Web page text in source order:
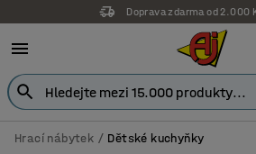
Doprava zdarma od 2.000
Hrací nábytek Dětské kuchyňky